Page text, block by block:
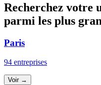
Recherchez votre
parmi les plus
Paris
94 entreprises
Voir →